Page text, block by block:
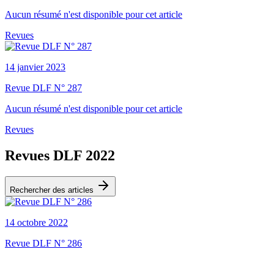
Aucun résumé n'est disponible pour cet article
Revues
14 janvier 2023
Revue DLF N° 287
Aucun résumé n'est disponible pour cet article
Revues
Revues DLF 2022
Rechercher des articles
14 octobre 2022
Revue DLF N° 286